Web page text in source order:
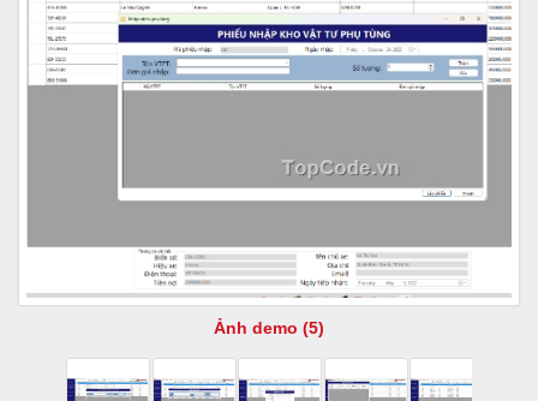
Ảnh demo (5)